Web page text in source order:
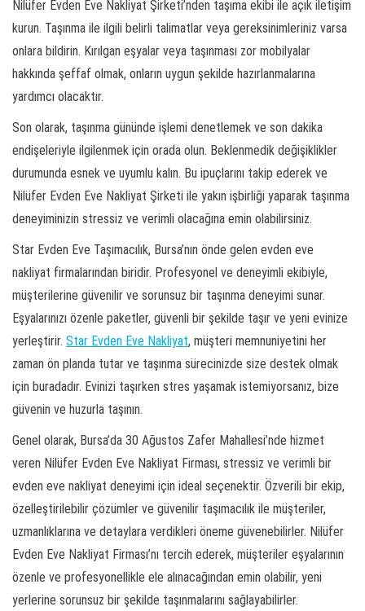
Nilüfer Evden Eve Nakliyat Şirketi’nden taşıma ekibi ile açık iletişim
kurun. Taşınma ile ilgili belirli talimatlar veya gereksinimleriniz varsa
onlara bildirin. Kırılgan eşyalar veya taşınması zor mobilyalar
hakkında şeffaf olmak, onların uygun şekilde hazırlanmalarına
yardımcı olacaktır.
Son olarak, taşınma gününde işlemi denetlemek ve son dakika
endişeleriyle ilgilenmek için orada olun. Beklenmedik değişiklikler
durumunda esnek ve uyumlu kalın. Bu ipuçlarını takip ederek ve
Nilüfer Evden Eve Nakliyat Şirketi ile yakın işbirliği yaparak taşınma
deneyiminizin stressiz ve verimli olacağına emin olabilirsiniz.
Star Evden Eve Taşımacılık, Bursa’nın önde gelen evden eve
nakliyat firmalarından biridir. Profesyonel ve deneyimli ekibiyle,
müşterilerine güvenilir ve sorunsuz bir taşınma deneyimi sunar.
Eşyalarınızı özenle paketler, güvenli bir şekilde taşır ve yeni evinize
yerleştirir. Star Evden Eve Nakliyat, müşteri memnuniyetini her
zaman ön planda tutar ve taşınma sürecinizde size destek olmak
için buradadır. Evinizi taşırken stres yaşamak istemiyorsanız, bize
güvenin ve huzurla taşının.
Genel olarak, Bursa’da 30 Ağustos Zafer Mahallesi’nde hizmet
veren Nilüfer Evden Eve Nakliyat Firması, stressiz ve verimli bir
evden eve nakliyat deneyimi için ideal seçenektir. Özverili bir ekip,
özelleştirilebilir çözümler ve güvenilir taşımacılık ile müşteriler,
uzmanlıklarına ve detaylara verdikleri öneme güvenebilirler. Nilüfer
Evden Eve Nakliyat Firması’nı tercih ederek, müşteriler eşyalarının
özenle ve profesyonellikle ele alınacağından emin olabilir, yeni
yerlerine sorunsuz bir şekilde taşınmalarını sağlayabilirler.